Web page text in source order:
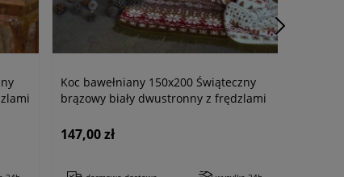
Koc bawełniany 150x200 Świąteczny
brązowy biały dwustronny z frędzlami
147,00 zł